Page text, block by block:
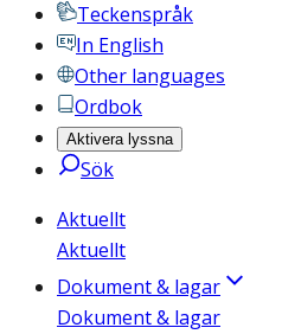
Teckenspråk
In English
Other languages
Ordbok
Aktivera lyssna
Sök
Aktuellt
Aktuellt
Dokument & lagar
Dokument & lagar